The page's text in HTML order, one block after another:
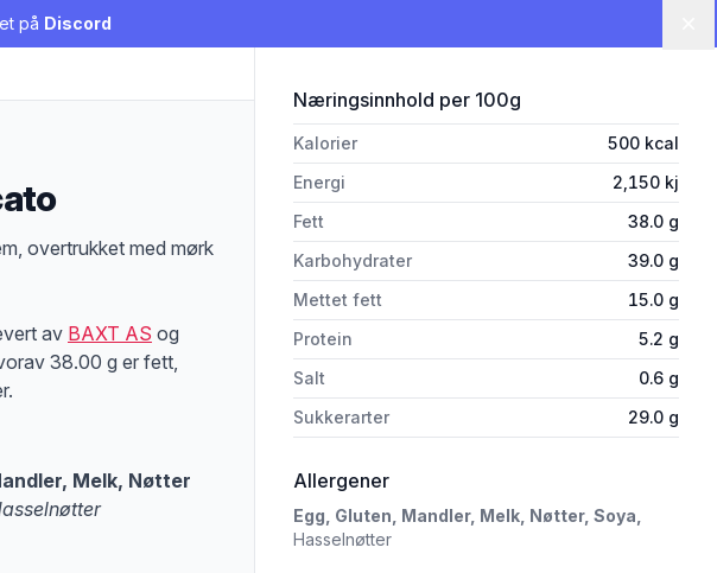
på Discord
overtrukket med mørk
av BAXT AS og
38.00 g er fett,
Melk, Nøtter
og innholdsbeskrivelsen nøye om du har allergier, vi tar forbehold om at det kan være feil i
Næringsinnhold for 'Konfektkake 850g
per 100g
Kalorier 500 kcal
Energi
2,150 kj
Fett
38.0 g
Karbohydrater
39.0 g
Mettet fett
15.0 g
Protein
5.2 g
Salt
0.6 g
Sukkerarter
29.0 g
Allergeneri 'Konfektkake 850g Delicato'
Egg, Gluten, Mandler, Melk, Nøtter, Soya,
Hasselnøtter